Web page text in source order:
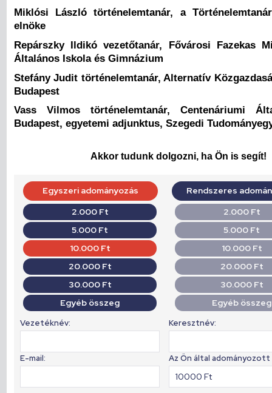
Miklósi László történelemtanár, a
elnöke
Repárszky Ildikó vezetőtanár, Fővárosi Fazekas
Általános Iskola és Gimnázium
Stefány Judit történelemtanár, Alternatív
Budapest
Vass Vilmos történelemtanár, Centenáriumi
Budapest, egyetemi adjunktus, Szegedi
Akkor tudunk dolgozni, ha Ön is segít!